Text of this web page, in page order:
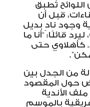
اللوائح تُطبق
قبل أن
وجود نادٍ بديل
قائلًا: “أنا ما
كأهلاوي حتى
”
.
من الجدل بين
حول المقصود
الأندية
بالموسم